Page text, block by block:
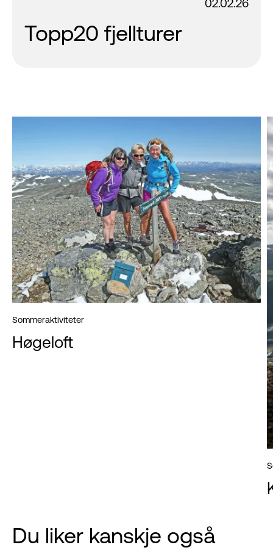
02.02.26
Topp20 fjellturer
Sommeraktiviteter
Høgeloft
Du liker kanskje også